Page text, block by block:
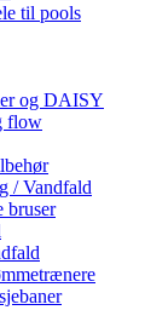
til pools
og DAISY
flow
/ Vandfald
bruser